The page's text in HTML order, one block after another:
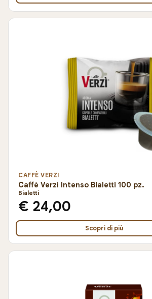
CAFFÈ VERZI
Caffè Verzì Intenso Bialetti 100 pz.
Bialetti
€ 24,00
Scopri di più